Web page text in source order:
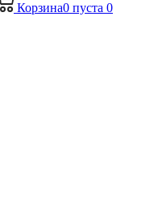
Корзина0 пуста 0